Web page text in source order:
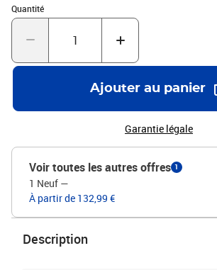
1000) cm (H x l)Écran rétractable à double
automatiquementY compris accessoires de
Quantité
Quantité : 1
Ajouter au panier
Garantie légale
Voir toutes les autres offres 1
1 Neuf —
À partir de 132,99 €
Description